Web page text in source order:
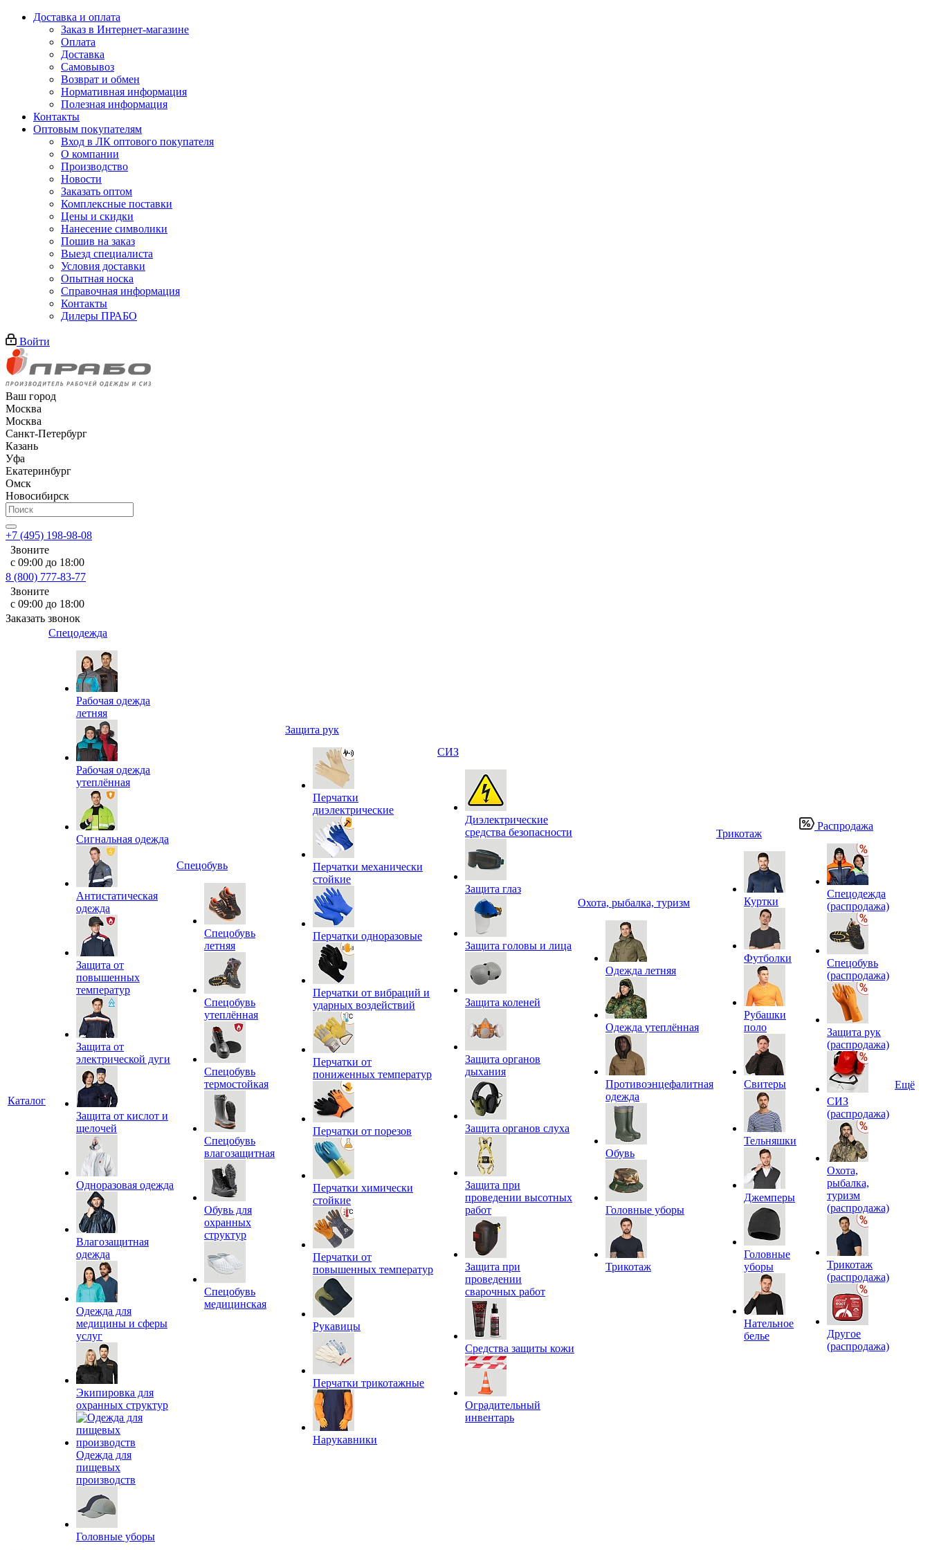
Доставка и оплата
Заказ в Интернет-магазине
Оплата
Доставка
Самовывоз
Возврат и обмен
Нормативная информация
Полезная информация
Контакты
Оптовым покупателям
Вход в ЛК оптового покупателя
О компании
Производство
Новости
Заказать оптом
Комплексные поставки
Цены и скидки
Нанесение символики
Пошив на заказ
Выезд специалиста
Условия доставки
Опытная носка
Справочная информация
Контакты
Дилеры ПРАБО
Войти
Ваш город
Москва
Москва
Санкт-Петербург
Казань
Уфа
Екатеринбург
Омск
Новосибирск
+7 (495) 198-98-08
Звоните
с 09:00 до 18:00
8 (800) 777-83-77
Звоните
с 09:00 до 18:00
Заказать звонок
Каталог
Спецодежда
Рабочая одежда
летняя
Рабочая одежда
утеплённая
Сигнальная одежда
Антистатическая
одежда
Защита от
повышенных
температур
Защита от
электрической дуги
Защита от кислот и
щелочей
Одноразовая одежда
Влагозащитная
одежда
Одежда для
медицины и сферы
услуг
Экипировка для
охранных структур
Одежда для
пищевых
производств
Головные уборы
Спецобувь
Спецобувь
летняя
Спецобувь
утеплённая
Спецобувь
термостойкая
Спецобувь
влагозащитная
Обувь для
охранных
структур
Спецобувь
медицинская
Защита рук
Перчатки
диэлектрические
Перчатки механически
стойкие
Перчатки одноразовые
Перчатки от вибраций и
ударных воздействий
Перчатки от
пониженных температур
Перчатки от порезов
Перчатки химически
стойкие
Перчатки от
повышенных температур
Рукавицы
Перчатки трикотажные
Нарукавники
СИЗ
Диэлектрические
средства безопасности
Защита глаз
Защита головы и лица
Защита коленей
Защита органов
дыхания
Защита органов слуха
Защита при
проведении высотных
работ
Защита при
проведении
сварочных работ
Средства защиты кожи
Оградительный
инвентарь
Охота, рыбалка, туризм
Одежда летняя
Одежда утеплённая
Противоэнцефалитная
одежда
Обувь
Головные уборы
Трикотаж
Трикотаж
Куртки
Футболки
Рубашки
поло
Свитеры
Тельняшки
Джемперы
Головные
уборы
Нательное
белье
Распродажа
Спецодежда
(распродажа)
Спецобувь
(распродажа)
Защита рук
(распродажа)
СИЗ
(распродажа)
Охота,
рыбалка,
туризм
(распродажа)
Трикотаж
(распродажа)
Другое
(распродажа)
Ещё